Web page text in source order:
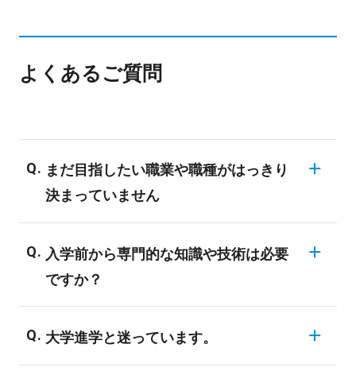
よくあるご質問
まだ目指したい職業や職種がはっきり
決まっていません
で、業界についての知識がない場合、明確
な目標を決められない学生も多いようで
す。バンタンでは業界の仕組みや現状、
様々な職種についてご説明する進路ガイダ
ンスを開催しています。興味のある業界に
入学前から専門的な知識や技術は必要
ですか？
験者や初心者です。全ての学科・専攻が未
経験者対応のカリキュラムになっており、
大学進学と迷っています。